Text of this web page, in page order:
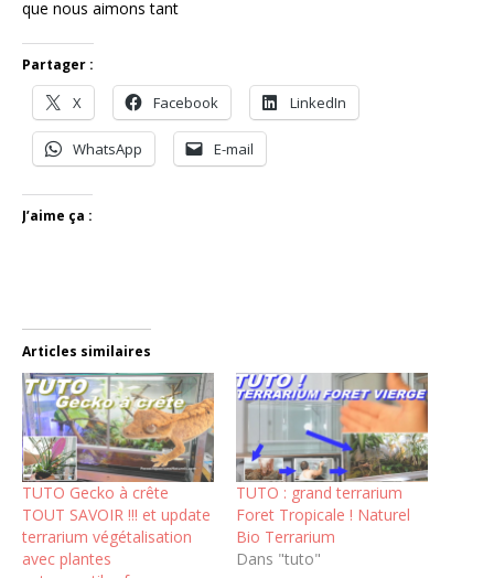
que nous aimons tant
Partager :
X Facebook LinkedIn
WhatsApp E-mail
J’aime ça :
Articles similaires
TUTO Gecko à crête
TOUT SAVOIR !!! et update
terrarium végétalisation
avec plantes
TUTO : grand terrarium
Foret Tropicale ! Naturel
Bio Terrarium
Dans "tuto"